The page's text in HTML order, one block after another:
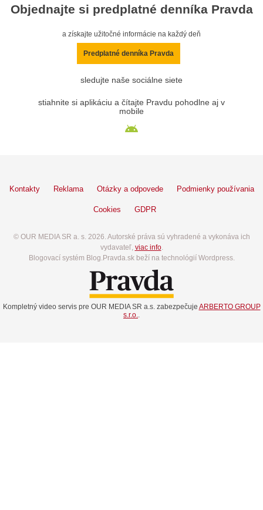
Objednajte si predplatné denníka Pravda
a získajte užitočné informácie na každý deň
Predplatné denníka Pravda
sledujte naše sociálne siete
stiahnite si aplikáciu a čítajte Pravdu pohodlne aj v
mobile
Kontakty Reklama Otázky a odpovede Podmienky používania
Cookies GDPR
© OUR MEDIA SR a. s. 2026. Autorské práva sú vyhradené a vykonáva ich
vydavateľ, viac info.
Blogovací systém Blog.Pravda.sk beží na technológií Wordpress.
Kompletný video servis pre OUR MEDIA SR a.s. zabezpečuje ARBERTO GROUP
s.r.o..